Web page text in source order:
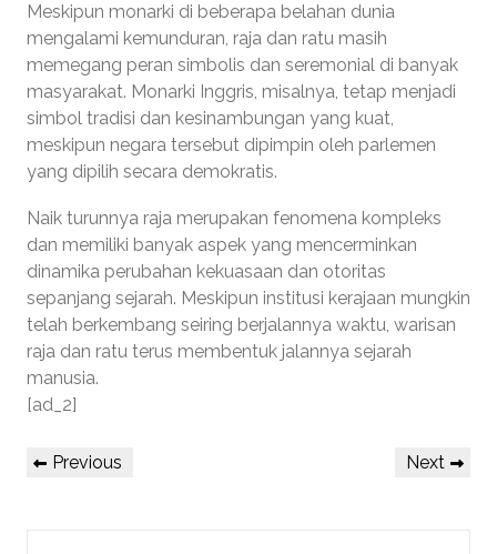
Meskipun monarki di beberapa belahan dunia
mengalami kemunduran, raja dan ratu masih
memegang peran simbolis dan seremonial di banyak
masyarakat. Monarki Inggris, misalnya, tetap menjadi
simbol tradisi dan kesinambungan yang kuat,
meskipun negara tersebut dipimpin oleh parlemen
yang dipilih secara demokratis.
Naik turunnya raja merupakan fenomena kompleks
dan memiliki banyak aspek yang mencerminkan
dinamika perubahan kekuasaan dan otoritas
sepanjang sejarah. Meskipun institusi kerajaan mungkin
telah berkembang seiring berjalannya waktu, warisan
raja dan ratu terus membentuk jalannya sejarah
manusia.
[ad_2]
Post
Previous
Previous
Next
Next